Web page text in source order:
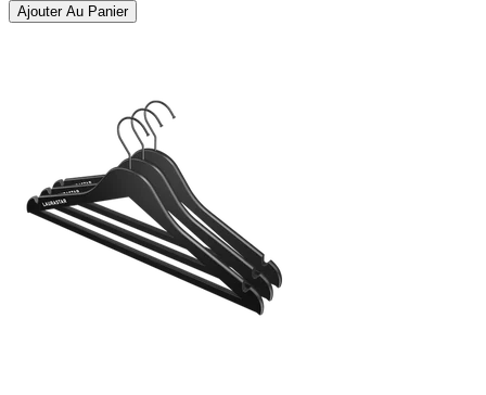
Ajouter Au Panier